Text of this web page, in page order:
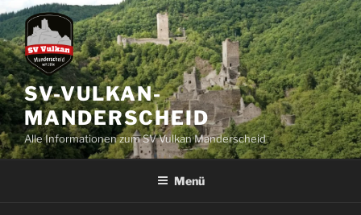
Zum
Inhalt
springen
SV-VULKAN-
MANDERSCHEID
Alle Informationen zum SV Vulkan Manderscheid
Menü